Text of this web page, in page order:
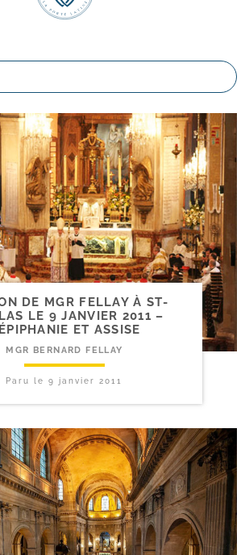
DE MGR FELLAY À ST-​
LE 9 JANVIER 2011 –
ET ASSISE
MGR BERNARD FELLAY
Paru le9 janvier 2011